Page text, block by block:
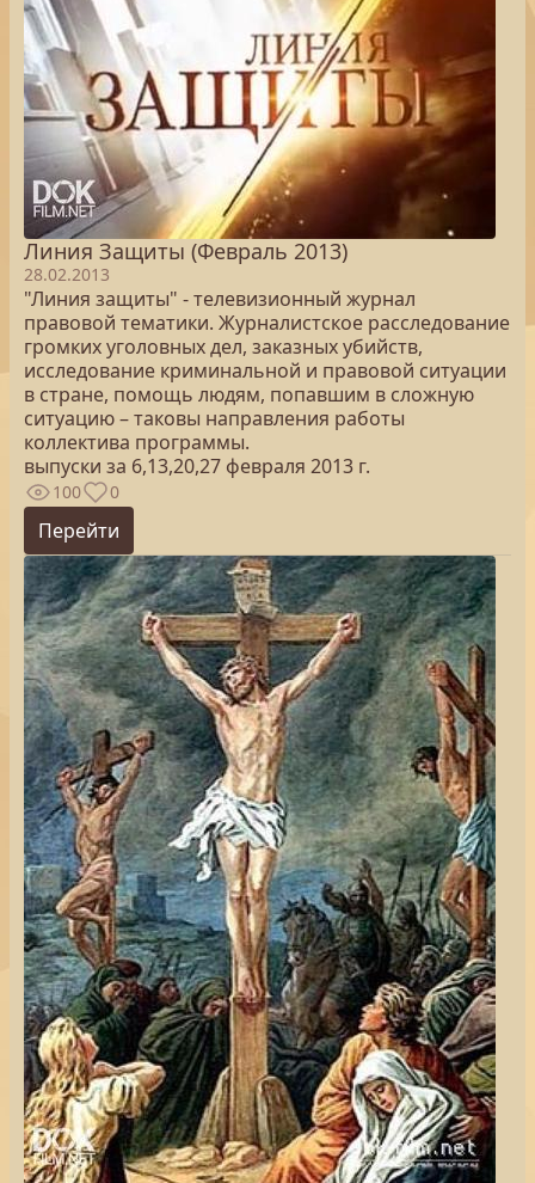
Линия Защиты (Февраль 2013)
28.02.2013
"Линия защиты" - телевизионный журнал
правовой тематики. Журналистское расследование
громких уголовных дел, заказных убийств,
исследование криминальной и правовой ситуации
в стране, помощь людям, попавшим в сложную
ситуацию – таковы направления работы
коллектива программы.
выпуски за 6,13,20,27 февраля 2013 г.
100 0
Перейти